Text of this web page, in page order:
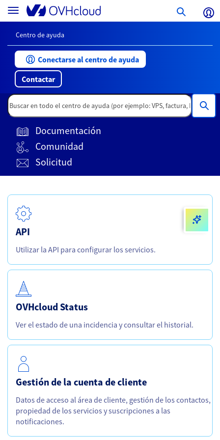
contenido
página
Toggle
navigation
servicios
clientes
Centro de ayuda
Conectarse al centro de ayuda
Contactar
Documentación
Comunidad
Solicitud
API
Utilizar la API para configurar los servicios.
OVHcloud Status
Ver el estado de una incidencia y consultar el historial.
Gestión de la cuenta de cliente
Datos de acceso al área de cliente, gestión de los contactos,
propiedad de los servicios y suscripciones a las
notificaciones.